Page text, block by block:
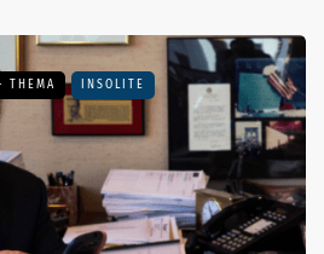
THEMA INSOLITE